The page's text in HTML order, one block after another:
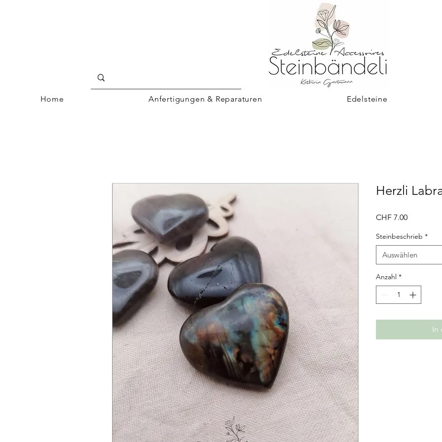
Home Anfertigungen & Reparaturen Edelsteine
Herzli
CHF 7.00Preis
Steinbeschrieb *
Auswählen
Anzahl *
In